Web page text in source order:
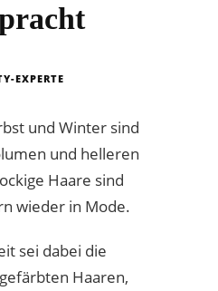
EXPERTE
und Winter sind
und helleren
Haare sind
wieder in Mode.
sei dabei die
Haaren,